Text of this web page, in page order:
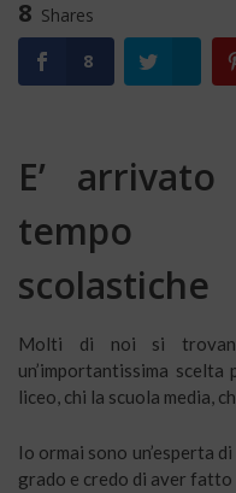
8 Shares
8
E’
tempo
scolastiche
Molti di noi si
un’importantissima
liceo, chi la scuola media,
Io ormai sono un’esperta
grado e credo di aver